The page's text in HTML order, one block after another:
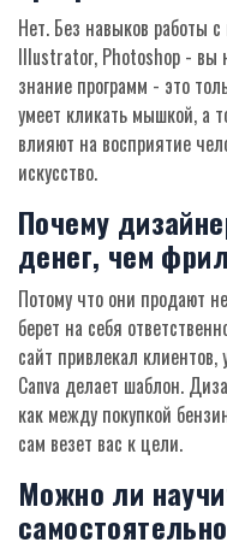
Нет. Без навыков работы
Illustrator, Photoshop - вы
знание программ - это
умеет кликать мышкой, а
влияют на восприятие
искусство.
Почему
денег, чем
Потому что они продают
берет на себя
сайт привлекал
Canva делает шаблон.
как между покупкой
сам везет вас к цели.
Можно ли